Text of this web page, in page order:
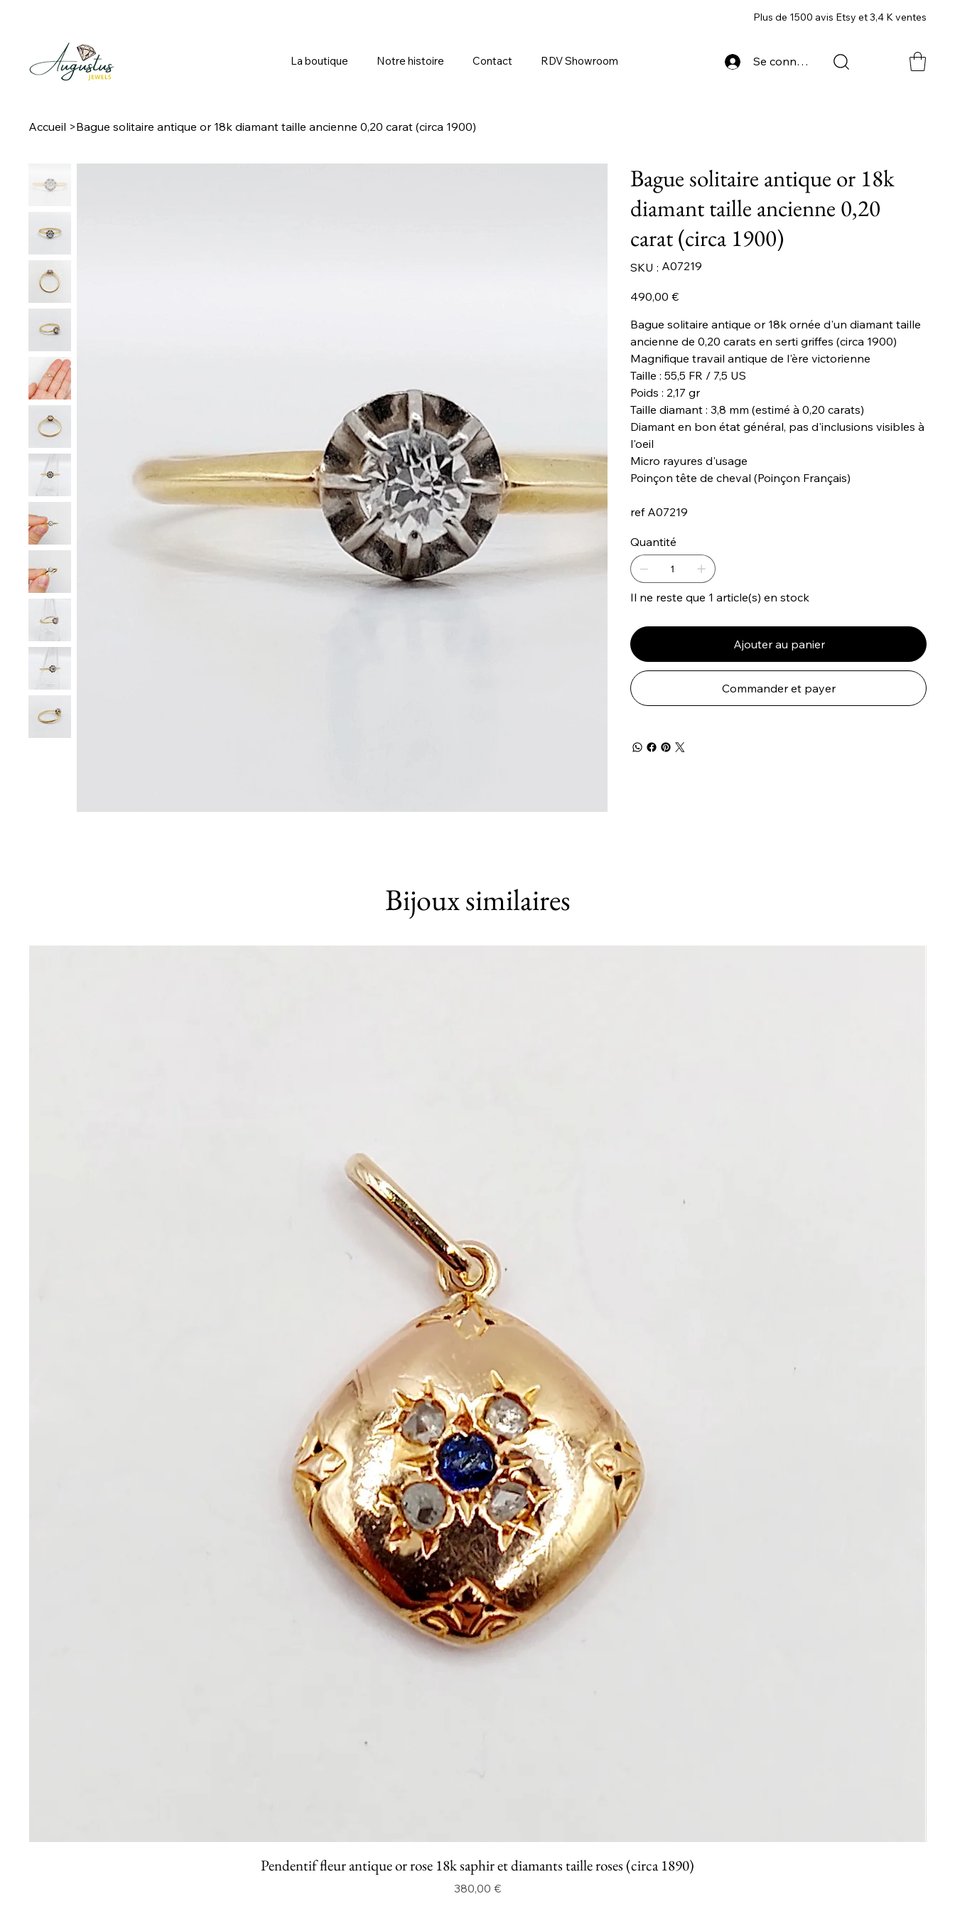
La boutique Notre histoire Contact RDV Showroom Se connecter
Plus de 1500 avis Etsy et 3,4 K ventes
Accueil >Bague solitaire antique or 18k diamant taille ancienne 0,20 carat (circa 1900)
Bague solitaire antique or 18k
diamant taille ancienne 0,20
carat (circa 1900)
SKU :
SKU
A07219
A07219
Prix
490,00 €
Bague solitaire antique or 18k ornée d'un diamant taille
ancienne de 0,20 carats en serti griffes (circa 1900)
Magnifique travail antique de l'ère victorienne
Taille : 55,5 FR / 7,5 US
Poids : 2,17 gr
Taille diamant : 3,8 mm (estimé à 0,20 carats)
Diamant en bon état général, pas d'inclusions visibles à
l'oeil
Micro rayures d'usage
Poinçon tête de cheval (Poinçon Français)
ref A07219
Quantité
Il ne reste que 1 article(s) en stock
Ajouter au panier
Commander et payer
Bijoux similaires
Pendentif fleur antique or rose 18k saphir et diamants taille roses (circa 1890)
Prix
380,00 €